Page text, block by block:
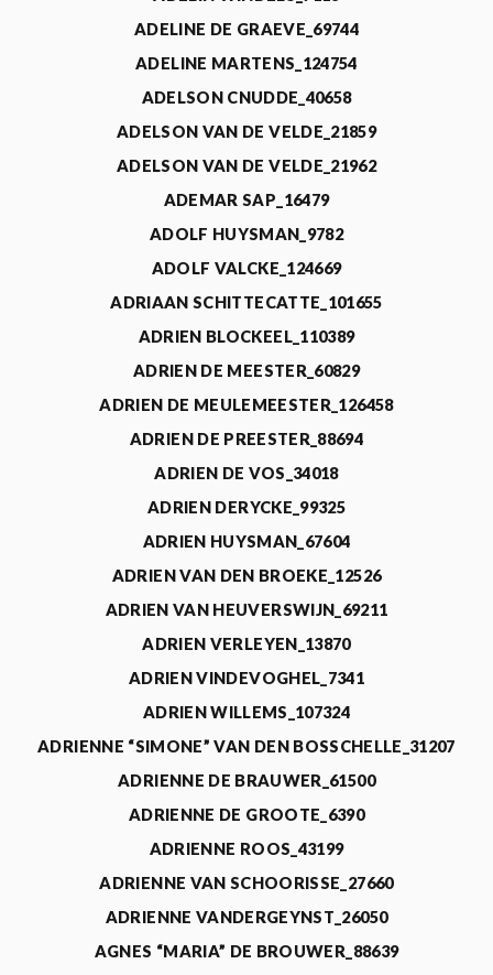
ADELINE DE GRAEVE_69744
ADELINE MARTENS_124754
ADELSON CNUDDE_40658
ADELSON VAN DE VELDE_21859
ADELSON VAN DE VELDE_21962
ADEMAR SAP_16479
ADOLF HUYSMAN_9782
ADOLF VALCKE_124669
ADRIAAN SCHITTECATTE_101655
ADRIEN BLOCKEEL_110389
ADRIEN DE MEESTER_60829
ADRIEN DE MEULEMEESTER_126458
ADRIEN DE PREESTER_88694
ADRIEN DE VOS_34018
ADRIEN DERYCKE_99325
ADRIEN HUYSMAN_67604
ADRIEN VAN DEN BROEKE_12526
ADRIEN VAN HEUVERSWIJN_69211
ADRIEN VERLEYEN_13870
ADRIEN VINDEVOGHEL_7341
ADRIEN WILLEMS_107324
ADRIENNE “SIMONE” VAN DEN BOSSCHELLE_31207
ADRIENNE DE BRAUWER_61500
ADRIENNE DE GROOTE_6390
ADRIENNE ROOS_43199
ADRIENNE VAN SCHOORISSE_27660
ADRIENNE VANDERGEYNST_26050
AGNES “MARIA” DE BROUWER_88639